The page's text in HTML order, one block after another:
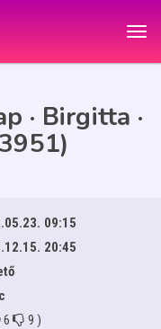
· Birgitta ·
09:15
20:45
6 9 )